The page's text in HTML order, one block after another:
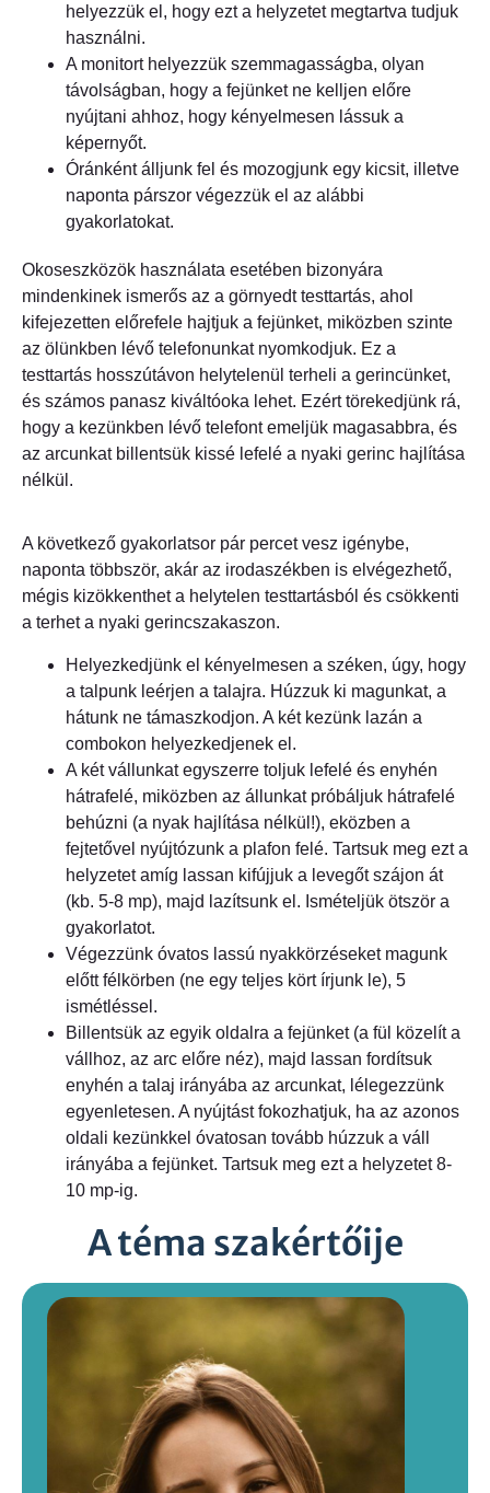
helyezzük el, hogy ezt a helyzetet megtartva tudjuk
használni.
A monitort helyezzük szemmagasságba, olyan
távolságban, hogy a fejünket ne kelljen előre
nyújtani ahhoz, hogy kényelmesen lássuk a
képernyőt.
Óránként álljunk fel és mozogjunk egy kicsit, illetve
naponta párszor végezzük el az alábbi
gyakorlatokat.
Okoseszközök használata esetében bizonyára
mindenkinek ismerős az a görnyedt testtartás, ahol
kifejezetten előrefele hajtjuk a fejünket, miközben szinte
az ölünkben lévő telefonunkat nyomkodjuk. Ez a
testtartás hosszútávon helytelenül terheli a gerincünket,
és számos panasz kiváltóoka lehet. Ezért törekedjünk rá,
hogy a kezünkben lévő telefont emeljük magasabbra, és
az arcunkat billentsük kissé lefelé a nyaki gerinc hajlítása
nélkül.
A következő gyakorlatsor pár percet vesz igénybe,
naponta többször, akár az irodaszékben is elvégezhető,
mégis kizökkenthet a helytelen testtartásból és csökkenti
a terhet a nyaki gerincszakaszon.
Helyezkedjünk el kényelmesen a széken, úgy, hogy
a talpunk leérjen a talajra. Húzzuk ki magunkat, a
hátunk ne támaszkodjon. A két kezünk lazán a
combokon helyezkedjenek el.
A két vállunkat egyszerre toljuk lefelé és enyhén
hátrafelé, miközben az állunkat próbáljuk hátrafelé
behúzni (a nyak hajlítása nélkül!), eközben a
fejtetővel nyújtózunk a plafon felé. Tartsuk meg ezt a
helyzetet amíg lassan kifújjuk a levegőt szájon át
(kb. 5-8 mp), majd lazítsunk el. Ismételjük ötször a
gyakorlatot.
Végezzünk óvatos lassú nyakkörzéseket magunk
előtt félkörben (ne egy teljes kört írjunk le), 5
ismétléssel.
Billentsük az egyik oldalra a fejünket (a fül közelít a
vállhoz, az arc előre néz), majd lassan fordítsuk
enyhén a talaj irányába az arcunkat, lélegezzünk
egyenletesen. A nyújtást fokozhatjuk, ha az azonos
oldali kezünkkel óvatosan tovább húzzuk a váll
irányába a fejünket. Tartsuk meg ezt a helyzetet 8-
10 mp-ig.
A téma szakértőije